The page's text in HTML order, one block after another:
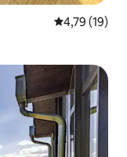
Gemiddelde
4,79 (19)